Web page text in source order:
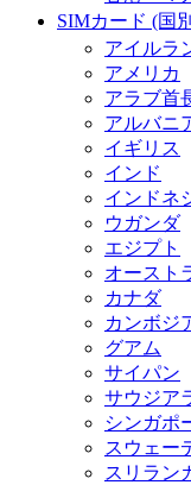
SIMカード (国
アイルラ
アメリカ
アラブ首
アルバニ
イギリス
インド
インドネ
ウガンダ
エジプト
オースト
カナダ
カンボジ
グアム
サイパン
サウジア
シンガポ
スウェー
スリラン